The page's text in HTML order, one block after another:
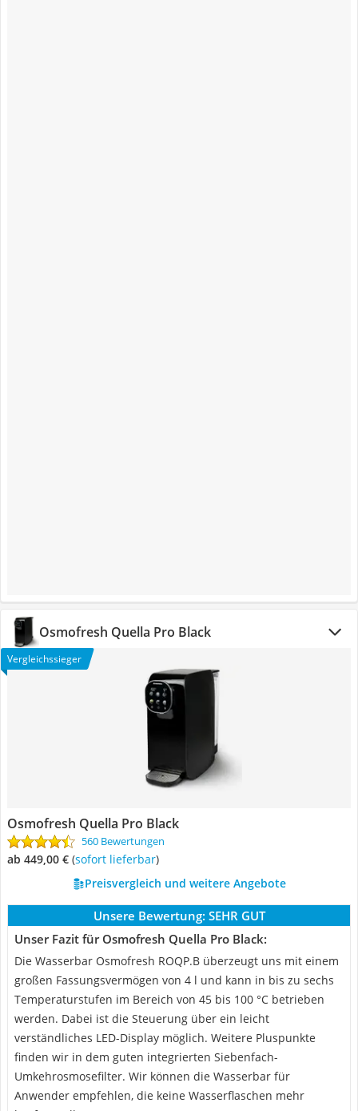
Osmofresh Quella Pro Black
Vergleichssieger
Osmofresh Quella Pro Black
560 Bewertungen
ab 449,00 € ( Sofort lieferbar)
Preisvergleich und weitere Angebote
Unsere Bewertung: SEHR GUT
Unser Fazit für Osmofresh Quella Pro Black:
Die Wasserbar Osmofresh ‎ROQP.B überzeugt uns mit einem
großen Fassungsvermögen von 4 l und kann in bis zu sechs
Temperaturstufen im Bereich von 45 bis 100 °C betrieben
werden. Dabei ist die Steuerung über ein leicht
verständliches LED-Display möglich. Weitere Pluspunkte
finden wir in dem guten integrierten Siebenfach-
Umkehrosmosefilter. Wir können die Wasserbar für
Anwender empfehlen, die keine Wasserflaschen mehr